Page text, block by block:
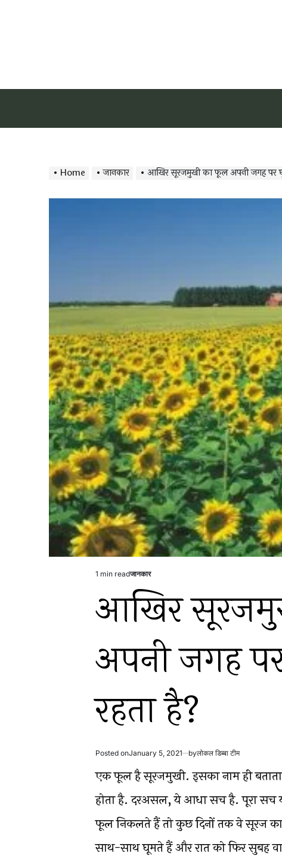
Home जानकार आखिर सूरजमुखी का फूल अपनी जगह पर
Estimated
time
1 min readPosted
in
जानकार
आखिर
अपनी जगह
रहता है?
Posted onJanuary 5, 2021 byलोकल डिब्बा टीम
एक फूल है सूरजमुखी. इसका नाम ही
होता है. दरअसल, ये आधा सच है. पूरा सच
फूल निकलते हैं तो कुछ दिनों तक वे सूरज
साथ-साथ घूमते हैं और रात को फिर सुबह